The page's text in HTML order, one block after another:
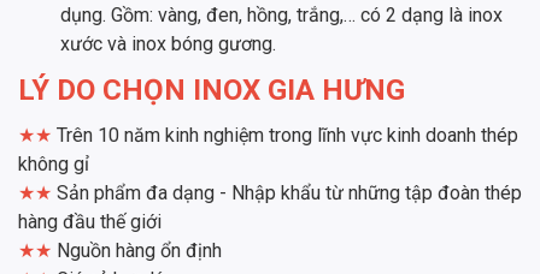
dụng. Gồm: vàng, đen, hồng, trắng,… có 2 dạng là inox
xước và inox bóng gương.
LÝ DO CHỌN INOX GIA HƯNG
★★ Trên 10 năm kinh nghiệm trong lĩnh vực kinh doanh thép
không gỉ
★★ Sản phẩm đa dạng - Nhập khẩu từ những tập đoàn thép
hàng đầu thế giới
★★ Nguồn hàng ổn định